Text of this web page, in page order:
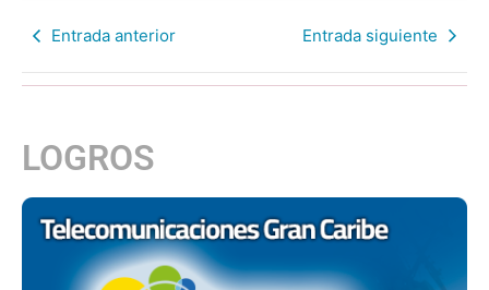
Entrada anterior Entrada siguiente
LOGROS